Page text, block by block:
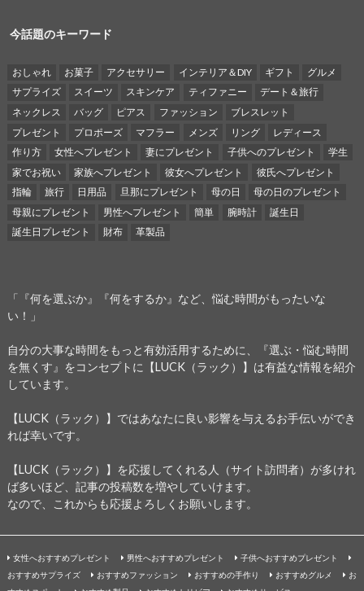
今話題のキーワード
おしゃれ お菓子 アクセサリー インテリア＆DIY ギフト
グルメ
サプライズ
スイーツ スキンケア ティファニー
デート＆旅行
ネックレス
バッグ ピアス ファッション
ブレスレット
プレゼント
プロポーズ マフラー メンズ リング
レディース
作り方
女性へプレゼント 妻にプレゼント 子供へのプレゼント
学生
家でお祝い
家族へプレゼント 彼女へプレゼント
彼氏へプレゼント
指輪
旅行 日用品 旦那にプレゼント 母の日
母の日のプレゼント
母親にプレゼント
男性へプレゼント 簡単 腕時計
誕生日
誕生日プレゼント
財布 革製品
「『何を選ぶか』『何をするか』など、悩む時間がもったいな
い！」
自分の大事な時間をもっと有効活用するために、『選ぶ・悩む時間
を無くす』をコンセプトに【LUCK（ラック）】は有益な情報を紹介
しています。
【LUCK（ラック）】ではあなたに良い影響を与えるお手伝いができ
れば幸いです。
【LUCK（ラック）】を応援してくれる人（サイト訪問者）が多けれ
ば多いほど、記事の投稿数を増やしていけます。
なので、これからも応援よろしくお願いします。
女性へおすすめプレゼント 男性へおすすめプレゼント
子供へおすすめプレゼント
おすすめサプライズ
おすすめファッション おすすめの手作り おすすめグルメ
お